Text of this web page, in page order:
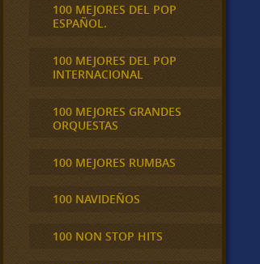
100 MEJORES DEL POP
ESPAÑOL.
100 MEJORES DEL POP
INTERNACIONAL
100 MEJORES GRANDES
ORQUESTAS
100 MEJORES RUMBAS
100 NAVIDEÑOS
100 NON STOP HITS